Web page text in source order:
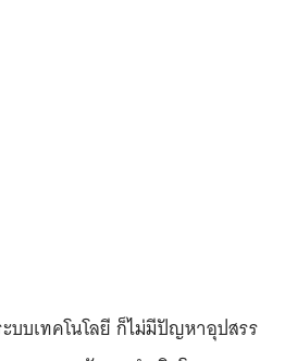
บบเทคโนโลยี ก็ไม่มีปัญหาอุปสรร